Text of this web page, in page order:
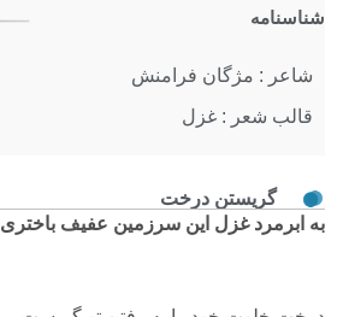
گریستن درخت
به ابرمرد غزل این سرزمین عفیف باختری
شناسنامه
شاعر : مژگان فرامنش
قالب شعر : غزل